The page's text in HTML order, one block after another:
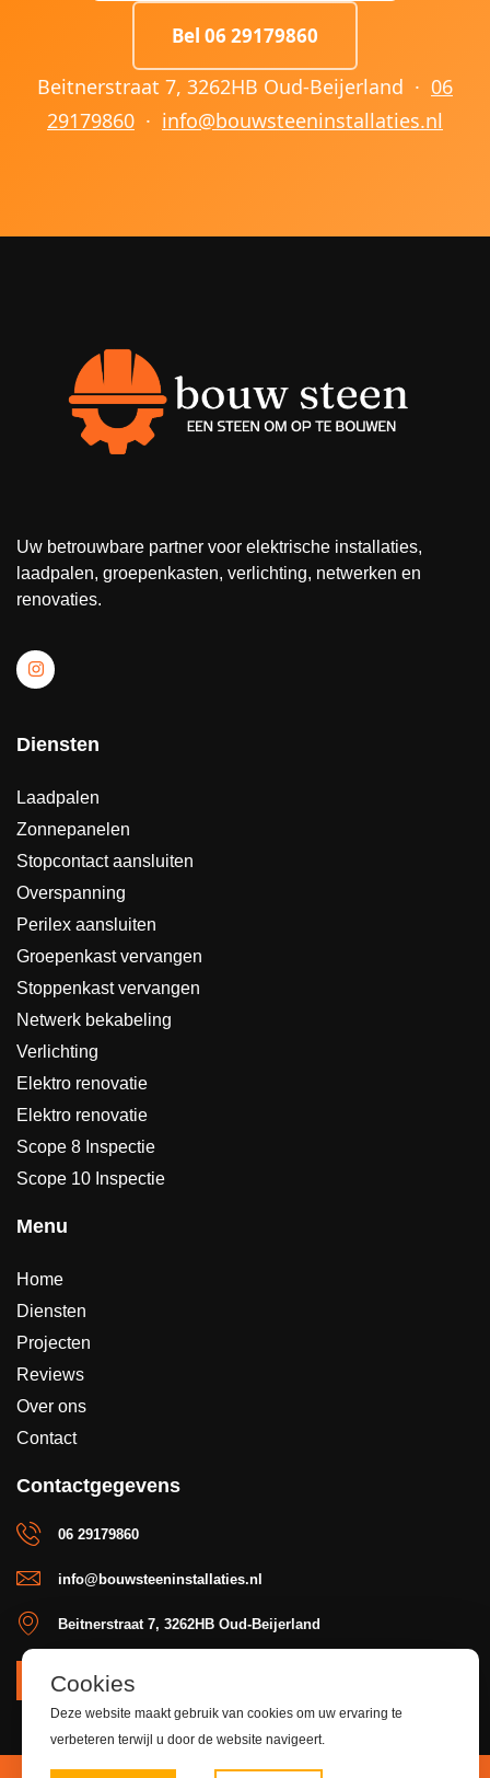
Bel 06 29179860
Beitnerstraat 7, 3262HB Oud-Beijerland · 06
29179860 · info@bouwsteeninstallaties.nl
Uw betrouwbare partner voor elektrische installaties,
laadpalen, groepenkasten, verlichting, netwerken en
renovaties.
Diensten
Laadpalen
Zonnepanelen
Stopcontact aansluiten
Overspanning
Perilex aansluiten
Groepenkast vervangen
Stoppenkast vervangen
Netwerk bekabeling
Verlichting
Elektro renovatie
Elektro renovatie
Scope 8 Inspectie
Scope 10 Inspectie
Menu
Home
Diensten
Projecten
Reviews
Over ons
Contact
Contactgegevens
06 29179860
info@bouwsteeninstallaties.nl
Beitnerstraat 7, 3262HB Oud-Beijerland
OFFERTE
Cookies
Deze website maakt gebruik van cookies om uw ervaring te
verbeteren terwijl u door de website navigeert.